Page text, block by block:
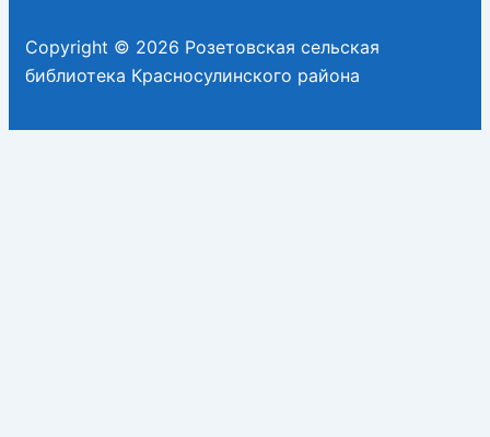
Copyright © 2026 Розетовская сельская
библиотека Красносулинского района